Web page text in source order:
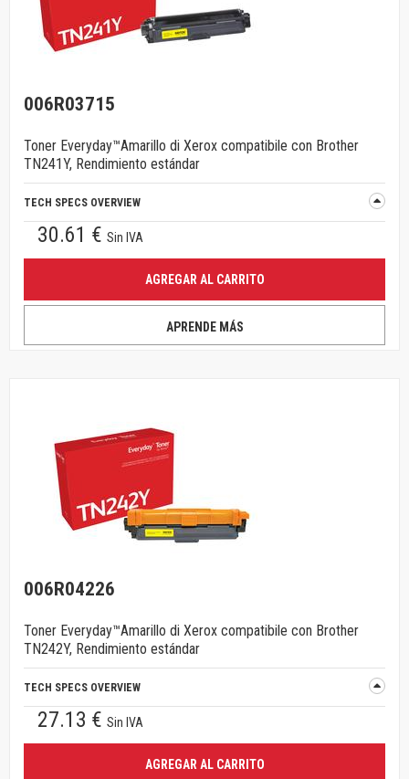
006R03715
Toner Everyday™Amarillo di Xerox compatibile con Brother
TN241Y, Rendimiento estándar
TECH SPECS OVERVIEW
30.61 € Sin IVA
AGREGAR AL CARRITO
APRENDE MÁS
006R04226
Toner Everyday™Amarillo di Xerox compatibile con Brother
TN242Y, Rendimiento estándar
TECH SPECS OVERVIEW
27.13 € Sin IVA
AGREGAR AL CARRITO